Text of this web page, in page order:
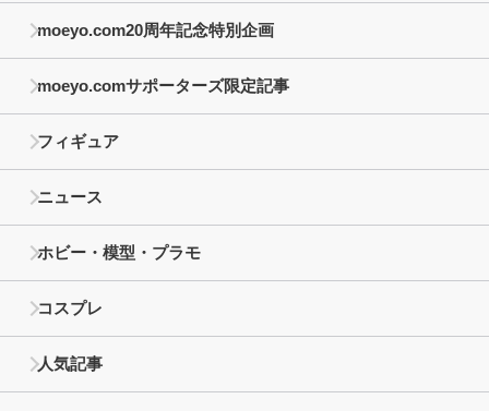
moeyo.com20周年記念特別企画
moeyo.comサポーターズ限定記事
フィギュア
ニュース
ホビー・模型・プラモ
コスプレ
人気記事